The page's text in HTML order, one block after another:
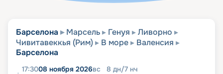
Барселона Марсель Генуя
Ливорно
Чивитавеккья (Рим)
В море
Валенсия
Барселона
17:3008 ноября 2026вс 8 дн/7 нч